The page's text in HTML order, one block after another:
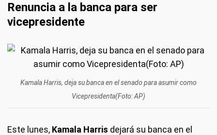
Renuncia a la banca para ser
vicepresidente
Kamala Harris, deja su banca en el senado para asumir como
Vicepresidenta(Foto: AP)
Este lunes, Kamala Harris dejará su banca en el